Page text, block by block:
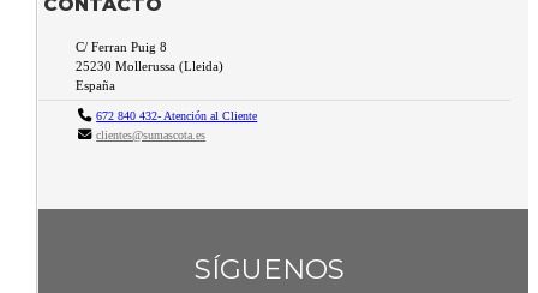
C/ Ferran Puig 8
25230 Mollerussa (Lleida)
España
672 840 432- Atención al Cliente
clientes@sumascota.es
SÍGUENOS